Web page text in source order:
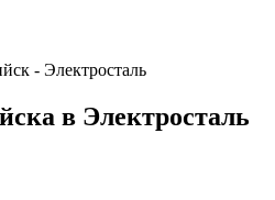
- Электросталь
в Электросталь